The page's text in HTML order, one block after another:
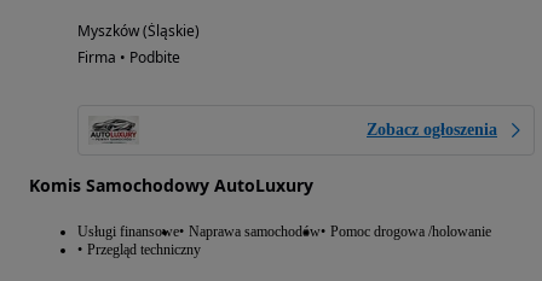
Myszków (Śląskie)
Firma • Podbite
Zobacz ogłoszenia
Komis Samochodowy AutoLuxury
Usługi finansowe Naprawa samochodów Pomoc drogowa /holowanie
Przegląd techniczny